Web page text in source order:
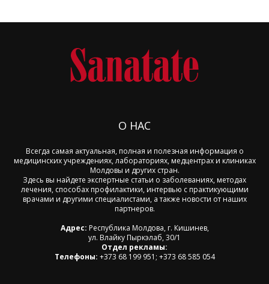
О НАС
Всегда самая актуальная, полная и полезная информация о
медицинских учреждениях, лабораториях, медцентрах и клиниках
Молдовы и других стран.
Здесь вы найдете экспертные статьи о заболеваниях, методах
лечения, способах профилактики, интервью с практикующими
врачами и другими специалистами, а также новости от наших
партнеров.
Адрес: Республика Молдова, г. Кишинев,
ул. Влайку Пыркэлаб, 30/1
Отдел рекламы:
Телефоны: +373 68 199 951; +373 68 585 054